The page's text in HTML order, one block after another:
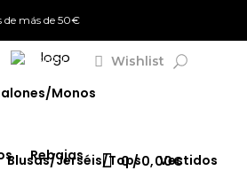
de más de 50€
SIGN IN Wishlist
Blusas/Jerséis/Tops Vestidos
0 0,00€
Monos
Rebajas